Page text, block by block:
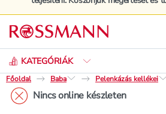
KATEGÓRIÁK
Keresés
Főoldal
Baba Pelenkázás kellékei
Nincs online készleten